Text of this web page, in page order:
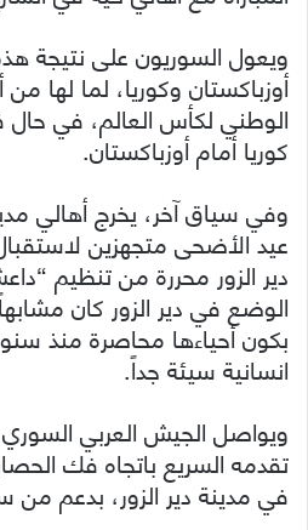
ويعول السوريون على نتيجة هذه
أوزباكستان وكوريا، لما لها
الوطني لكأس العالم، في حال
كوريا أمام أوزباكستان.
وفي سياق آخر، يخرج أهالي
عيد الأضحى متجهزين
دير الزور محررة من تنظيم
الوضع في دير الزور كان
بكون أحياءها محاصرة منذ
انسانية سيئة جداً.
ويواصل الجيش العربي
تقدمه السريع باتجاه فك
في مدينة دير الزور، بدعم من